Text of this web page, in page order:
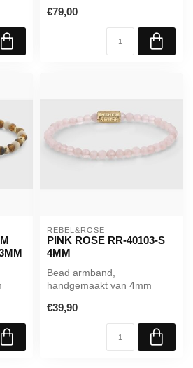
€79,00
REBEL&ROSE
PINK ROSE RR-40103-S
4MM
Bead armband,
handgemaakt van 4mm
Rebel & Rose sieraad i...
€39,90